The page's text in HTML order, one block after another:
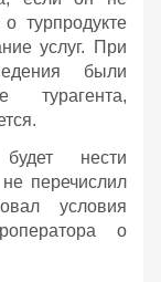
турпродукте
услуг. При
были
нести
перечислил
условия
о